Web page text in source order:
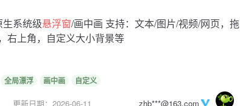
系统级悬浮窗/画中画 支持：文本/图片/视频/网页，拖
右上角，自定义大小背景等
全局漂浮 画中画 自定义
更新日期：2026-06-11 zhb***@163.com